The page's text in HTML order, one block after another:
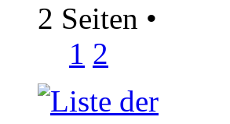
2 Seiten •
1 2